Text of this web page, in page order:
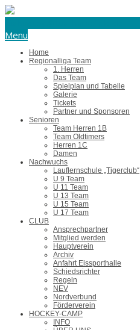
Menu
Home
Regionalliga Team
1. Herren
Das Team
Spielplan und Tabelle
Galerie
Tickets
Partner und Sponsoren
Senioren
Team Herren 1B
Team Oldtimers
Herren 1C
Damen
Nachwuchs
Lauflernschule „Tigerclub“
U 9 Team
U 11 Team
U 13 Team
U 15 Team
U 17 Team
CLUB
Ansprechpartner
Mitglied werden
Hauptverein
Archiv
Anfahrt Eissporthalle
Schiedsrichter
Regeln
NEV
Nordverbund
Förderverein
HOCKEY-CAMP
INFO